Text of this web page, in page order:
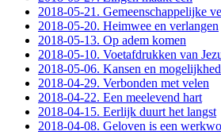
2018-05-21. Gemeenschappelijke
2018-05-20. Heimwee en verlangen
2018-05-13. Op adem komen
2018-05-10. Voetafdrukken van
2018-05-06. Kansen en
2018-04-29. Verbonden met velen
2018-04-22. Een meelevend hart
2018-04-15. Eerlijk duurt het langst
2018-04-08. Geloven is een